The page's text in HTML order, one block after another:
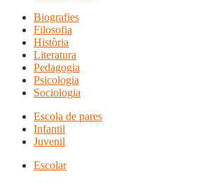
Biografies
Filosofia
Història
Literatura
Pedagogia
Psicologia
Sociologia
Escola de pares
Infantil
Juvenil
Escolar